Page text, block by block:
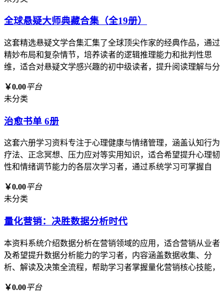
全球悬疑大师典藏合集（全19册）
这套精选悬疑文学合集汇集了全球顶尖作家的经典作品，通过
精妙布局和复杂情节，培养读者的逻辑推理能力和批判性思
维，适合对悬疑文学感兴趣的初中级读者，提升阅读理解与分
￥0.00平台
未分类
治愈书单 6册
这套六册学习资料专注于心理健康与情绪管理，涵盖认知行为
疗法、正念冥想、压力应对等实用知识，适合希望提升心理韧
性和情绪调节能力的各层次学习者，通过系统学习可掌握自
￥0.00平台
未分类
量化营销：决胜数据分析时代
本资料系统介绍数据分析在营销领域的应用，适合营销从业者
及希望提升数据分析能力的学习者，内容涵盖数据收集、分
析、解读及决策全流程，帮助学习者掌握量化营销核心技能，
￥0.00平台